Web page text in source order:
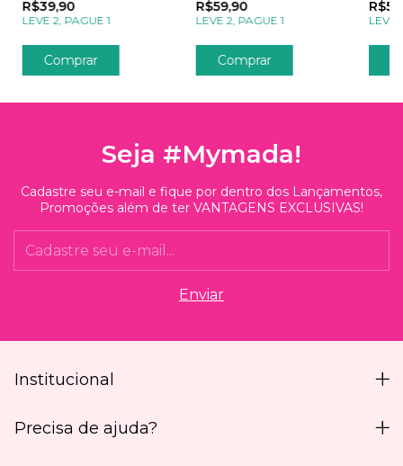
R$39,90
LEVE 2, PAGUE 1
Comprar
Spotify
R$59,90
LEVE 2, PAGUE 1
Comprar
LEVE
Seja #Mymada!
Cadastre seu e-mail e fique por dentro dos Lançamentos,
Promoções além de ter VANTAGENS EXCLUSIVAS!
Institucional
Precisa de ajuda?